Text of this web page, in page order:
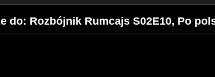
do: Rozbójnik Rumcajs S02E10, Po